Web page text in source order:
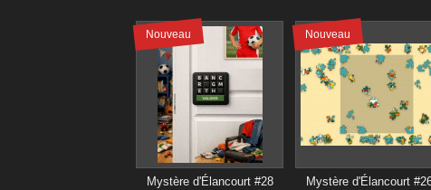
Nouveau
Mystère d'Élancourt #28
Nouveau
Mystère d'Élancourt